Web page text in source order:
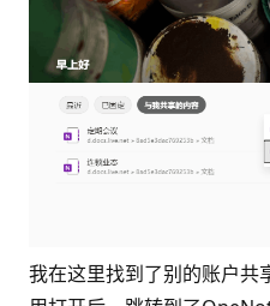
我在这里找到了别的账户共